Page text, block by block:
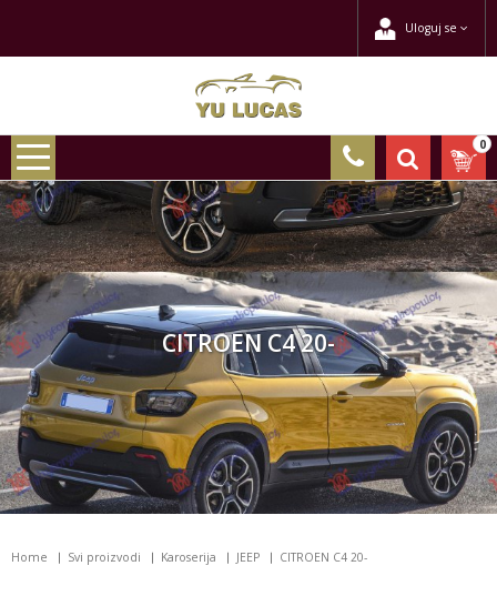
Uloguj se
0
CITROEN C4 20-
Home Svi proizvodi Karoserija JEEP CITROEN C4 20-